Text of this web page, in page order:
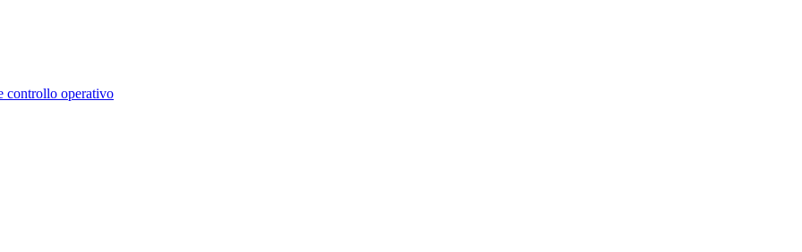
controllo operativo